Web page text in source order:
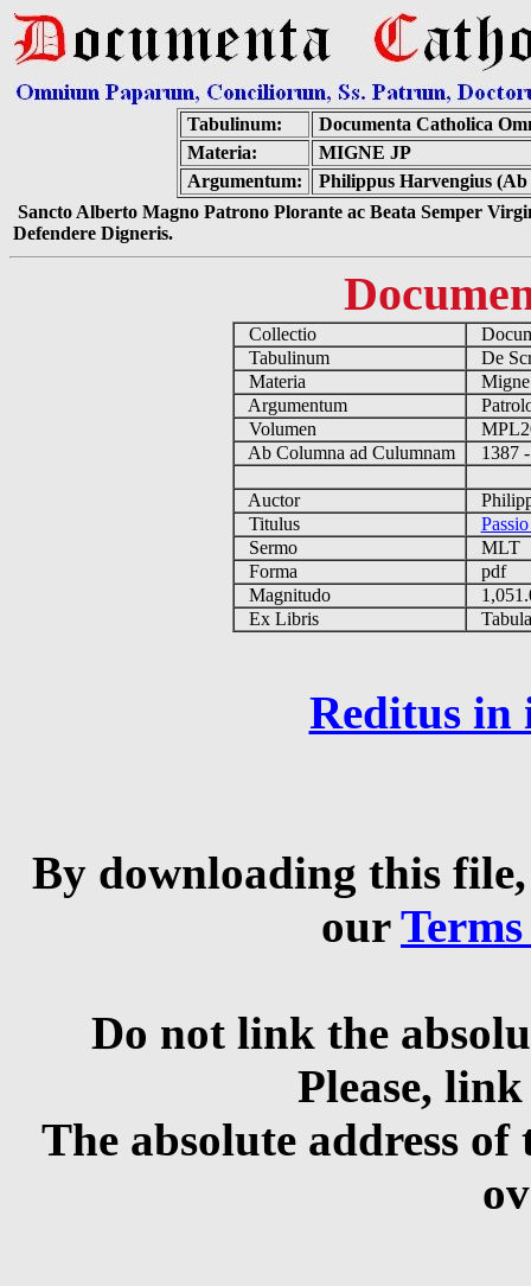
Tabulinum:
Documenta Catholica
Materia:
MIGNE JP
Argumentum:
Philippus Harvengius (Ab
Sancto Alberto Magno Patrono Plorante ac Beata Semper
Defendere Digneris.
Collectio
Tabulinum
De
Materia
Argumentum
Volumen
Ab Columna ad Culumnam
1387
Auctor
Titulus
Sermo
MLT
Forma
pdf
Magnitudo
Ex Libris
Reditus in
By downloading this
our
Do not link the
Please,
The absolute address